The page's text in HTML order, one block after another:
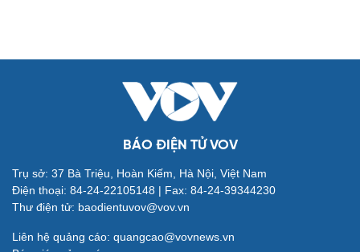
Ăn sạch sống khỏe
Đời sống
Nhà đẹp
Tình yêu - Gia đình
Văn hóa
Sân khấu - Điện ảnh
Di sản
BÁO ĐIỆN TỬ VOV
Trụ sở: 37 Bà Triệu, Hoàn Kiếm, Hà Nội, Việt Nam
Điện thoại: 84-24-22105148 | Fax: 84-24-39344230
Thư điện tử: baodientuvov@vov.vn
Liên hệ quảng cáo: quangcao@vovnews.vn